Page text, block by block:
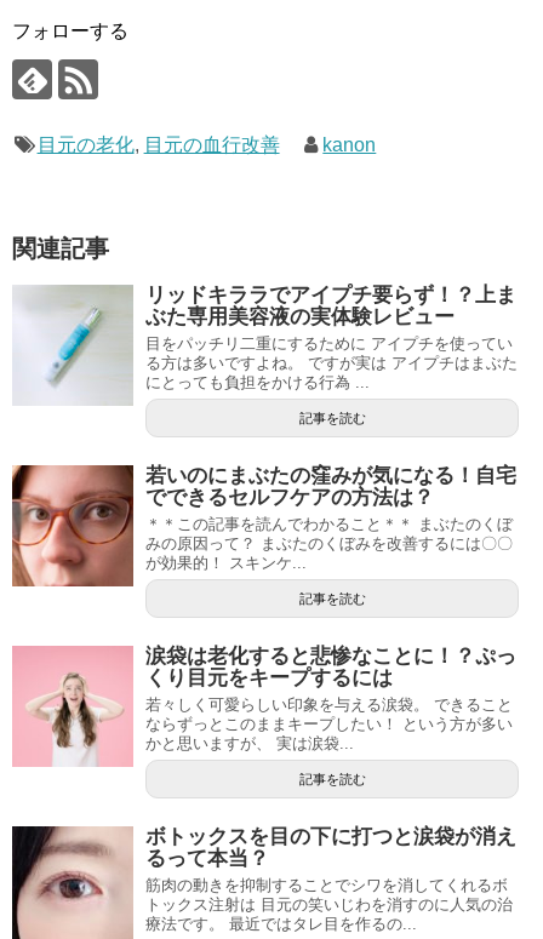
フォローする
目元の老化, 目元の血行改善 kanon
関連記事
リッドキララでアイプチ要らず！？上ま
ぶた専用美容液の実体験レビュー
目をパッチリ二重にするために アイプチを使ってい
る方は多いですよね。 ですが実は アイプチはまぶた
にとっても負担をかける行為 ...
記事を読む
若いのにまぶたの窪みが気になる！自宅
でできるセルフケアの方法は？
＊＊この記事を読んでわかること＊＊ まぶたのくぼ
みの原因って？ まぶたのくぼみを改善するには〇〇
が効果的！ スキンケ...
記事を読む
涙袋は老化すると悲惨なことに！？ぷっ
くり目元をキープするには
若々しく可愛らしい印象を与える涙袋。 できること
ならずっとこのままキープしたい！ という方が多い
かと思いますが、 実は涙袋...
記事を読む
ボトックスを目の下に打つと涙袋が消え
るって本当？
筋肉の動きを抑制することでシワを消してくれるボ
トックス注射は 目元の笑いじわを消すのに人気の治
療法です。 最近ではタレ目を作るの...